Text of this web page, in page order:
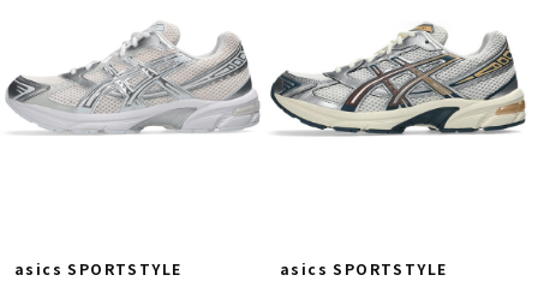
asics SPORTSTYLE asics SPORTSTYLE